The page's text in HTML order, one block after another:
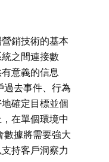
銷技術的基本
之間連接數
意義的信息
過去事件、行為
確定目標並個
在單個環境中
數據將需要強大
持客戶洞察力